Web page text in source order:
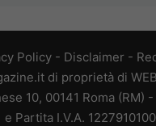
Policy- Disclaimer -
di proprietà di
10, 00141 Roma (RM)
e Partita I.V.A.